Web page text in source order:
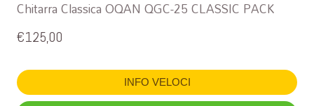
Chitarra Classica OQAN QGC-25 CLASSIC PACK
€125,00
INFO VELOCI